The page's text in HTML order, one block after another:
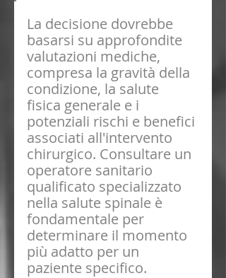
La decisione dovrebbe
basarsi su approfondite
valutazioni mediche,
compresa la gravità della
condizione, la salute
fisica generale e i
potenziali rischi e benefici
associati all'intervento
chirurgico. Consultare un
operatore sanitario
qualificato specializzato
nella salute spinale è
fondamentale per
determinare il momento
più adatto per un
paziente specifico.